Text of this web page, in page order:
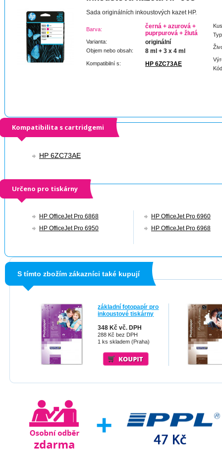
Sada originálních inkoustových kazet HP.
Barva:
černá + azurová +
puprpurová + žlutá
Varianta: originální
Objem nebo obsah: 8 ml + 3 x 4 ml
Kompatibilní s: HP 6ZC73AE
Kompatibilita s cartridgemi
HP 6ZC73AE
Určeno pro tiskárny
HP OfficeJet Pro 6868
HP OfficeJet Pro 6950
HP OfficeJet Pro 6960
HP OfficeJet Pro 6968
S tímto zbožím zákazníci také kupují
základní fotopapír pro
inkoustové tiskárny
348 Kč vč. DPH
288 Kč bez DPH
1 ks skladem (Praha)